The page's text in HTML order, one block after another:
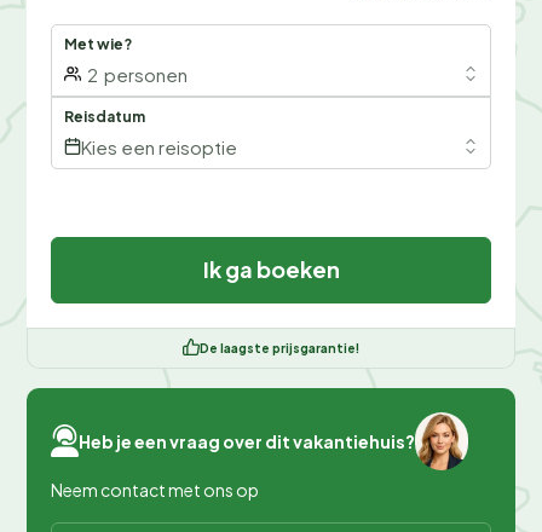
Met wie?
2 personen
Reisdatum
Kies een reisoptie
Ik ga boeken
De laagste prijsgarantie!
Heb je een vraag over dit vakantiehuis?
Neem contact met ons op